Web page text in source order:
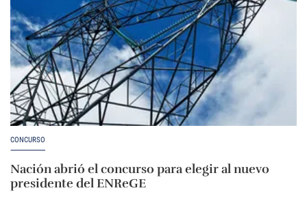
CONCURSO
Nación abrió el concurso para elegir al nuevo
presidente del ENReGE